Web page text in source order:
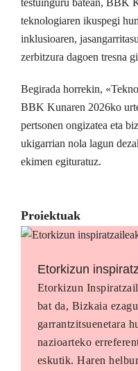
teknologiaren ikuspegi
inklusioaren,
zerbitzura dagoen tresna
Begirada horrekin,
BBK Kunaren 2026ko
pertsonen ongizatea eta
ukigarrian nola lagun
ekimen egituratuz.
Proiektuak
Etorkizun
Etorkizun
bat da, Bizkaia
garrantzitsuenetara
nazioarteko
eskutik. Haren